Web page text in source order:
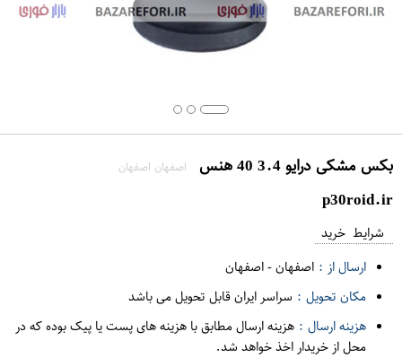
بکس مشکی درایو 3.4 40 هنس اصفهان اصفهان
p30roid.ir
شرایط خرید
ارسال از : اصفهان-اصفهان
مکان تحویل : سراسر ایران قابل تحویل می باشد
هزینه ارسال : هزینه ارسال مطابق با هزینه های پست یا پیک بوده که در
محل از خریدار اخذ خواهد شد.